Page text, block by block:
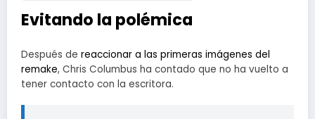
Evitando la polémica
Después de reaccionar a las primeras imágenes del
remake, Chris Columbus ha contado que no ha vuelto a
tener contacto con la escritora.